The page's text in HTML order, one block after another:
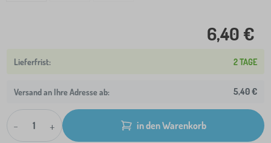
6,40 €
2 TAGE
Versand an Ihre Adresse ab: 5,40 €
- + in den Warenkorb